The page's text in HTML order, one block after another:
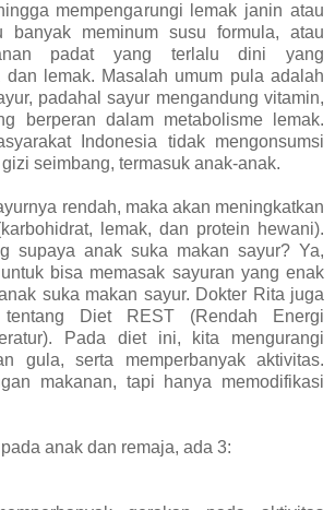
mempengarungi lemak janin atau
banyak meminum susu formula, atau
padat yang terlalu dini yang
dan lemak. Masalah umum pula adalah
padahal sayur mengandung vitamin,
berperan dalam metabolisme lemak.
Indonesia tidak mengonsumsi
seimbang, termasuk anak-anak.
rendah, maka akan meningkatkan
lemak, dan protein hewani).
supaya anak suka makan sayur? Ya,
bisa memasak sayuran yang enak
suka makan sayur. Dokter Rita juga
tentang Diet REST (Rendah Energi
Pada diet ini, kita mengurangi
gula, serta memperbanyak aktivitas.
makanan, tapi hanya memodifikasi
anak dan remaja, ada 3: